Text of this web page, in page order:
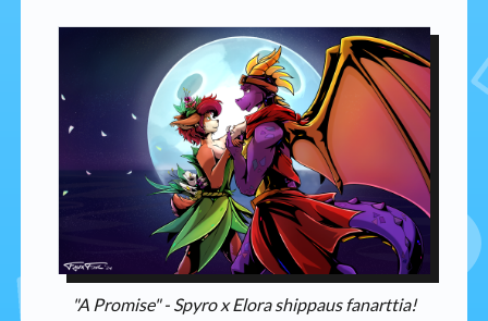
"A Promise" - Spyro x Elora shippaus fanarttia!